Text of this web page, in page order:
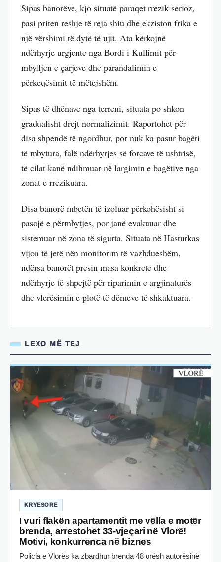
Sipas banorëve, kjo situatë paraqet rrezik serioz,
pasi priten reshje të reja shiu dhe ekziston frika e
një vërshimi të dytë të ujit. Ata kërkojnë
ndërhyrje urgjente nga Bordi i Kullimit për
mbylljen e çarjeve dhe parandalimin e
përkeqësimit të mëtejshëm.
Sipas të dhënave nga terreni, situata po shkon
gradualisht drejt normalizimit. Raportohet për
disa shpendë të ngordhur, por nuk ka pasur bagëti
të mbytura, falë ndërhyrjes së forcave të ushtrisë,
të cilat kanë ndihmuar në largimin e bagëtive nga
zonat e rrezikuara.
Disa banorë mbetën të izoluar përkohësisht si
pasojë e përmbytjes, por janë evakuuar dhe
sistemuar në zona të sigurta. Situata në Hasturkas
vijon të jetë nën monitorim të vazhdueshëm,
ndërsa banorët presin masa konkrete dhe
ndërhyrje të shpejtë për riparimin e argjinaturës
dhe vlerësimin e plotë të dëmeve të shkaktuara.
LEXO MË TEJ
KRYESORE
I vuri flakën apartamentit me vëlla e motër
brenda, arrestohet 33-vjeçari në Vlorë!
Motivi, konkurrenca në biznes
Policia e Vlorës ka zbardhur brenda 48 orësh autorësinë